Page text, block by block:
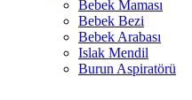
Bebek Maması
Bebek Bezi
Bebek Arabası
Islak Mendil
Burun Aspiratörü